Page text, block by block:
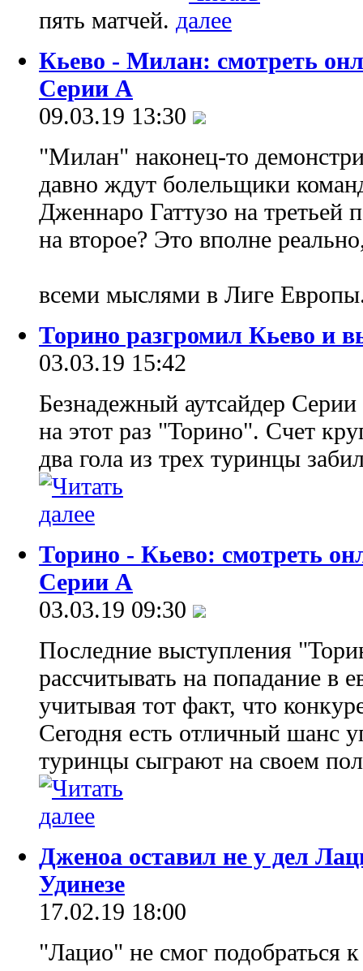
пять матчей.
Кьево - Милан: смотреть
Серии А
09.03.19 13:30
"Милан" наконец-то
давно ждут болельщики
Дженнаро Гаттузо на третьей
на второе? Это вполне
всеми мыслями в Лиге
Торино разгромил Кьево и
03.03.19 15:42
Безнадежный аутсайдер
на этот раз "Торино". Счет
два гола из трех туринцы
Торино - Кьево: смотреть
Серии А
03.03.19 09:30
Последние выступления
рассчитывать на попадание в
учитывая тот факт, что
Сегодня есть отличный шанс
туринцы сыграют на своем
Дженоа оставил не у дел
Удинезе
17.02.19 18:00
"Лацио" не смог подобраться